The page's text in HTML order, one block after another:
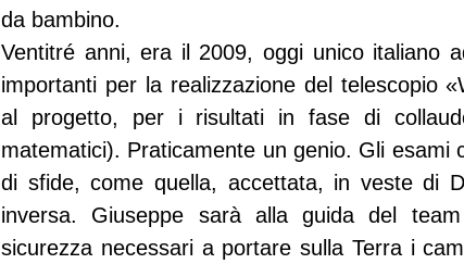
da bambino.
Ventitré anni, era il 2009, oggi unico italiano
importanti per la realizzazione del telescopio
al progetto, per i risultati in fase di
matematici). Praticamente un genio. Gli esami
di sfide, come quella, accettata, in veste di
inversa. Giuseppe sarà alla guida del
sicurezza necessari a portare sulla Terra i